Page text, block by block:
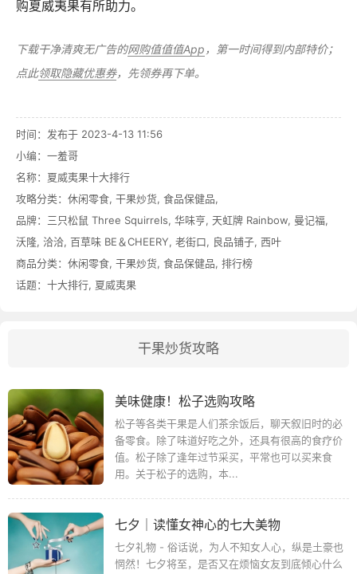
购夏威夷果有所助力。
下载干净清爽无广告的网购值值值App ，第一时间得到内部特价；
点此领取隐藏优惠券，先领券再下单。
时间：发布于 2023-4-13 11:56
小编：一羞哥
名称： 夏威夷果十大排行
攻略分类： 休闲零食, 干果炒货, 食品保健品,
品牌： 三只松鼠 Three Squirrels, 华味亨, 天虹牌 Rainbow, 曼记福,
沃隆, 洽洽, 百草味 BE＆CHEERY, 老街口, 良品铺子, 西叶
商品分类： 休闲零食, 干果炒货, 食品保健品, 排行榜
话题： 十大排行, 夏威夷果
干果炒货攻略
美味健康！松子选购攻略
松子等各类干果是人们茶余饭后，聊天叙旧时的必
备零食。除了味道好吃之外，还具有很高的食疗价
值。松子除了逢年过节采买，平常也可以买来食
用。关于松子的选购，本...
七夕│读懂女神心的七大美物
七夕礼物 - 俗话说，为人不知女人心，纵是土豪也
惘然！七夕将至，是否又在烦恼女友到底倾心什么